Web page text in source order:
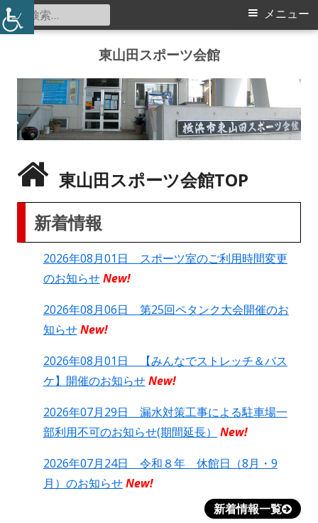
東山田スポーツ会館
メ
メニュー
検
索:
東山田スポーツ会館TOP
新着情報
2026年08月01日 スポーツ室のご利用時間変更
のお知らせNew!
2026年08月06日 第25回ペタンク大会開催のお
知らせNew!
2026年08月01日 【みんなでストレッチ＆バス
ケ】開催のお知らせNew!
2026年07月29日 漏水対策工事による駐車場一
部利用不可のお知らせ(期間延長）
New!
2026年07月24日 令和８年 休館日（8月・9
月）のお知らせNew!
新着情報一覧